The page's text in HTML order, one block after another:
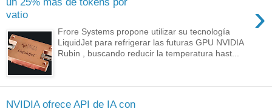
vatio
›
Frore Systems propone utilizar su tecnología
LiquidJet para refrigerar las futuras GPU NVIDIA
Rubin , buscando reducir la temperatura hast...
NVIDIA ofrece API de IA con